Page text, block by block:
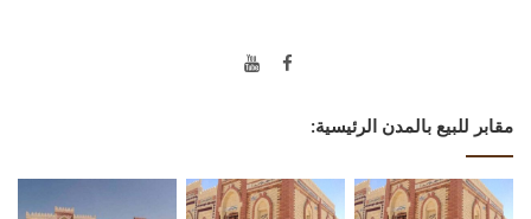
مقابر للبيع بالمدن الرئيسية: